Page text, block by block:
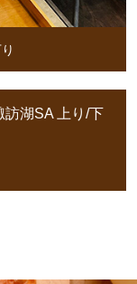
訪湖SA 上り/下